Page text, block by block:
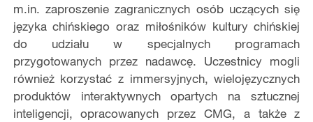
m.in. zaproszenie zagranicznych osób uczących się
języka chińskiego oraz miłośników kultury chińskiej
do udziału w specjalnych programach
przygotowanych przez nadawcę. Uczestnicy mogli
również korzystać z immersyjnych, wielojęzycznych
produktów interaktywnych opartych na sztucznej
inteligencji, opracowanych przez CMG, a także z